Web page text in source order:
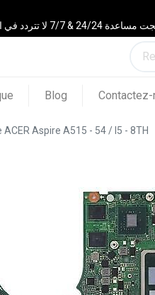
الاتصال بنا 0560928964
Blog Contactez-
ACER Aspire A515 - 54 / I5 - 8TH